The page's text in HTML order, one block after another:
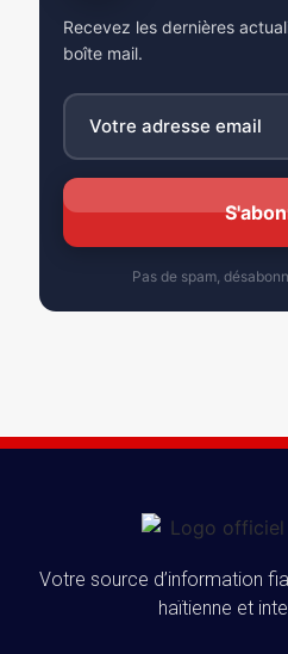
Recevez les dernières
boîte mail.
Pas de spam,
Votre source d’information
haïtienne et